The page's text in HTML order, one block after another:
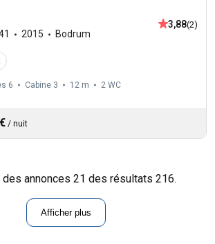
2015 Bodrum
3,88(2)
6 Cabine 3 12 m 2 WC
/ nuit
des annonces 21 des résultats 216.
Afficher plus